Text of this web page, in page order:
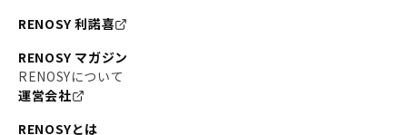
RENOSY 利諾喜
RENOSY マガジン
RENOSYについて
運営会社
RENOSYとは